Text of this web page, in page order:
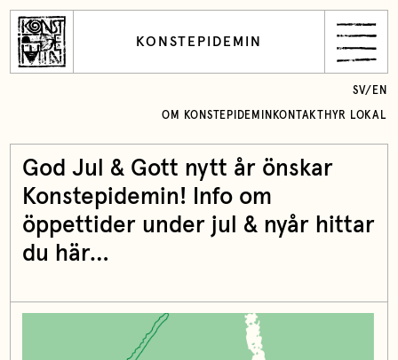
KONSTEPIDEMIN
OM KONSTEPIDEMIN KONTAKT HYR LOKAL
SV/ EN
God Jul & Gott nytt år önskar
Konstepidemin! Info om
öppettider under jul & nyår hittar
du här…